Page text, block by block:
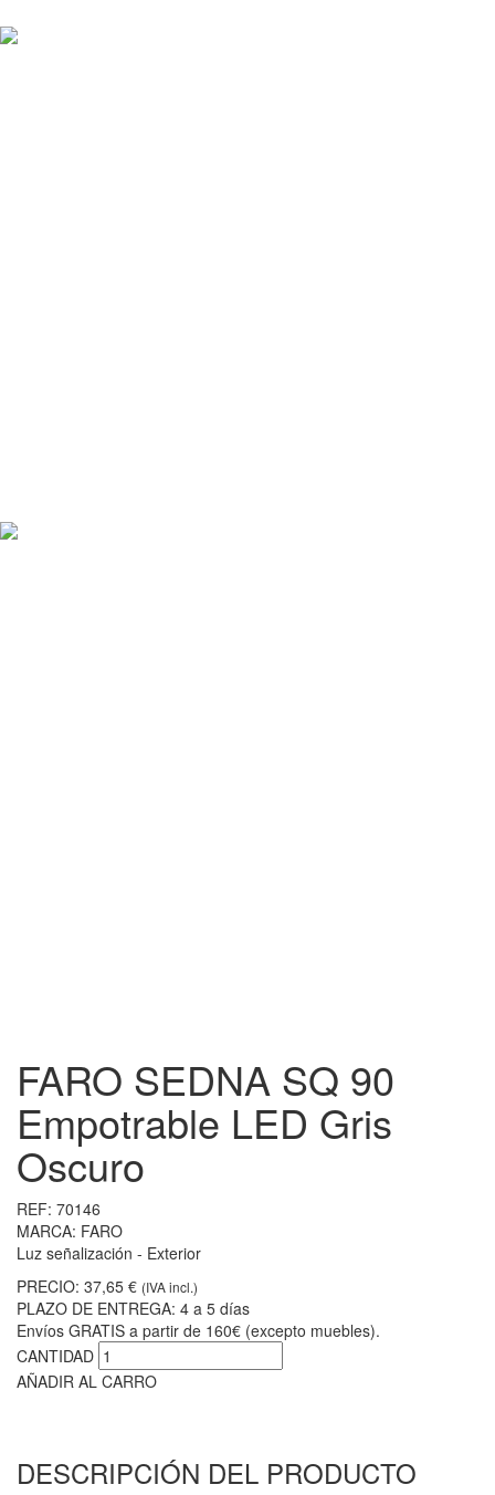
FARO SEDNA SQ 90
Empotrable LED Gris
Oscuro
REF: 70146
MARCA: FARO
Luz señalización - Exterior
PRECIO: 37,65 € (IVA incl.)
PLAZO DE ENTREGA: 4 a 5 días
Envíos GRATIS a partir de 160€ (excepto muebles).
CANTIDAD
AÑADIR AL CARRO
DESCRIPCIÓN DEL PRODUCTO